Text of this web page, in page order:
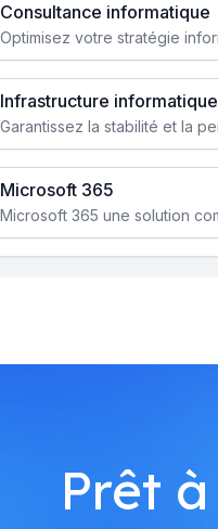
Consultance informatique
Infrastructure informatique
Microsoft 365
Prêt à